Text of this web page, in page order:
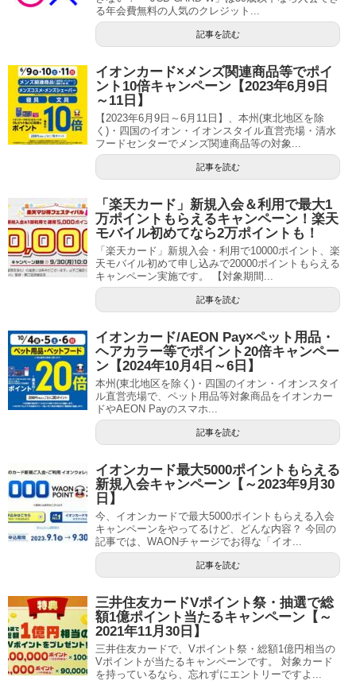
る年会費無料の人気のクレジット...
記事を読む
イオンカード×メンズ関連商品等でポイ
ント10倍キャンペーン【2023年6月9日
～11日】
【2023年6月9日～6月11日】、本州(東北地区を除
く)・四国のイオン・イオンスタイル直営売場・清水
フードセンターでメンズ関連商品等の対象...
記事を読む
「楽天カード」新規入会＆利用で最大1
万ポイントもらえるキャンペーン！楽天
モバイル初めてなら2万ポイントも！
「楽天カード」新規入会・利用で10000ポイント、楽
天モバイル初めて申し込みで20000ポイントもらえる
キャンペーン実施です。 【対象期間...
記事を読む
イオンカード/AEON Pay×ペット用品・
ヘアカラー等でポイント20倍キャンペー
ン【2024年10月4日～6日】
本州(東北地区を除く)・四国のイオン・イオンスタイ
ル直営売場で、ペット用品等対象商品をイオンカー
ドやAEON Payのスマホ...
記事を読む
イオンカード最大5000ポイントもらえる
新規入会キャンペーン【～2023年9月30
日】
今、イオンカードで最大5000ポイントもらえる入会
キャンペーンをやってるけど、どんな内容？ 今回の
記事では、WAONチャージでお得な「イオ...
記事を読む
三井住友カードVポイント祭・抽選で総
額1億ポイント当たるキャンペーン【～
2021年11月30日】
三井住友カードで、Vポイント祭・総額1億円相当の
Vポイントが当たるキャンペーンです。 対象カード
を持っているなら、忘れずにエントリーですよ...